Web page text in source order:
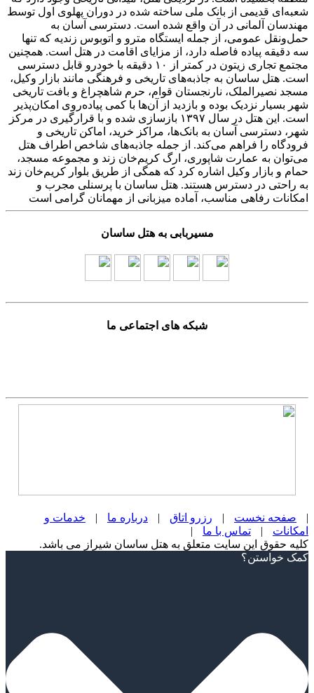
شعبه‌ای قدیمی از بانک ملی ساخته شده در دوران پهلوی اول توسط
مهندسان آلمانی در آن واقع شده است. دسترسی آسان به
حمل‌ونقل عمومی، از جمله ایستگاه مترو و اتوبوس زندیه که تنها
سه دقیقه پیاده فاصله دارد، از مزایای اقامت در هتل است. همچنین
مجتمع تجاری زیتون در کمتر از ۱۰ دقیقه با خودرو قابل دسترسی
است. هتل ساسان به جاذبه‌های تاریخی و فرهنگی مانند بازار وکیل،
مسجد نصیرالملک، نارنجستان قوام، حرم شاهچراغ و بافت تاریخی
شهر بسیار نزدیک بوده و بازدید از آن‌ها با کمی پیاده‌روی امکان‌پذیر
است. این هتل در سال ۱۳۹۷ بازسازی شده و با قرارگیری در مرکز
شهر، دسترسی آسان به بانک‌ها، مراکز خرید، اماکن تاریخی و
فرودگاه را فراهم می‌کند. از جمله جاذبه‌های شاخص اطراف هتل
می‌توان به عمارت شاپوری، ارگ کریم‌خان زند و مجموعه مسجد،
حمام و بازار وکیل اشاره کرد که همگی از طریق بلوار کریم‌خان زند
به راحتی در دسترس هستند. هتل ساسان با پرسنلی مجرب و
امکانات رفاهی مناسب، آماده میزبانی از مهمانان گرامی است
مسیربابی به هتل ساسان
شبکه های اجتماعی ما
| صفحه نخست | رزرو اتاق | درباره ما |
خدمات و
امکانات
| تماس با ما
|
کلیه حقوق این سایت متعلق به هتل ساسان شیراز می باشد.
Scroll
کمک خواستن؟